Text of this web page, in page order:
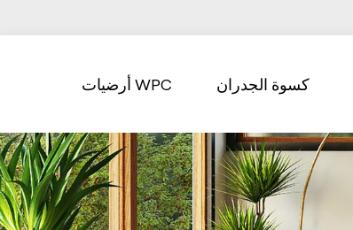
أرضيات WPC كسوة الجدران